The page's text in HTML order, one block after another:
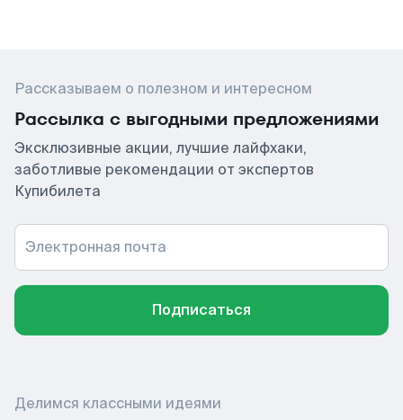
Рассказываем о полезном и интересном
Рассылка с выгодными предложениями
Эксклюзивные акции, лучшие лайфхаки,
заботливые рекомендации от экспертов
Купибилета
Электронная почта
Подписаться
Делимся классными идеями